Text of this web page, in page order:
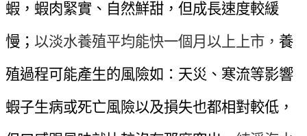
蝦，蝦肉緊實、自然鮮甜，但成長速度較緩
慢； 以淡水養殖平均能快一個月以上上市， 養
殖過程可能產生的風險如：天災、寒流等影響
蝦子生病或死亡風險以及損失也都相對較低，